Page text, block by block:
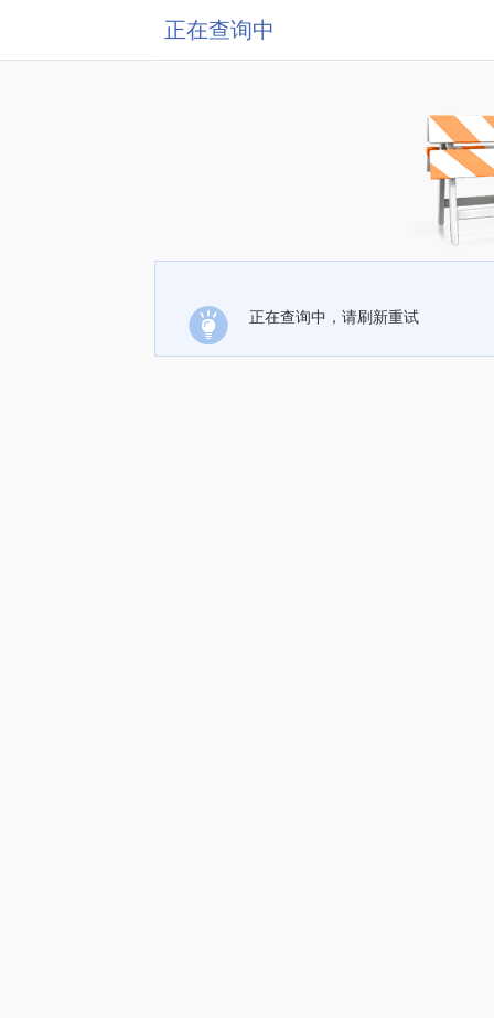
正在查询中
正在查询中，请刷新重试